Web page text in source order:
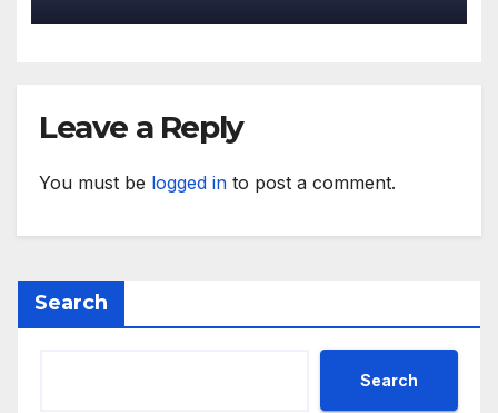
Leave a Reply
You must be logged in to post a comment.
Search
Search